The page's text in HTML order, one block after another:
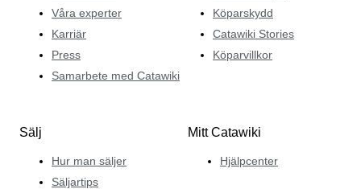
Våra experter
Karriär
Press
Samarbete med Catawiki
Köparskydd
Catawiki Stories
Köparvillkor
Sälj
Hur man säljer
Säljartips
Mitt Catawiki
Hjälpcenter